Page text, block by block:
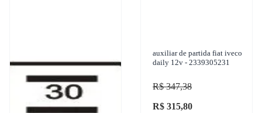
auxiliar de partida fiat iveco
daily 12v - 2339305231
R$ 347,38
R$ 315,80